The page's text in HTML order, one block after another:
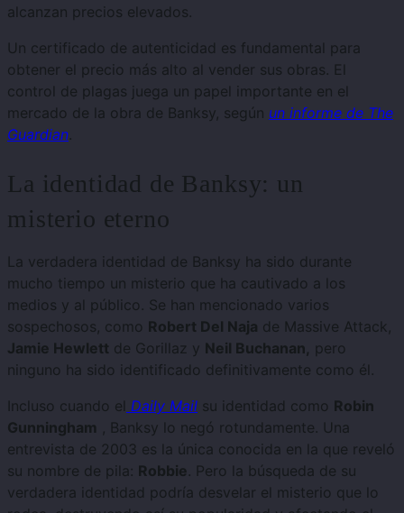
alcanzan precios elevados.
Un certificado de autenticidad es fundamental para
obtener el precio más alto al vender sus obras. El
control de plagas juega un papel importante en el
mercado de la obra de Banksy, según un informe de The
Guardian.
La identidad de Banksy: un
misterio eterno
La verdadera identidad de Banksy ha sido durante
mucho tiempo un misterio que ha cautivado a los
medios y al público. Se han mencionado varios
sospechosos, como Robert Del Naja de Massive Attack,
Jamie Hewlett de Gorillaz y Neil Buchanan, pero
ninguno ha sido identificado definitivamente como él.
Incluso cuando el Daily Mail su identidad como Robin
Gunningham , Banksy lo negó rotundamente. Una
entrevista de 2003 es la única conocida en la que reveló
su nombre de pila: Robbie. Pero la búsqueda de su
verdadera identidad podría desvelar el misterio que lo